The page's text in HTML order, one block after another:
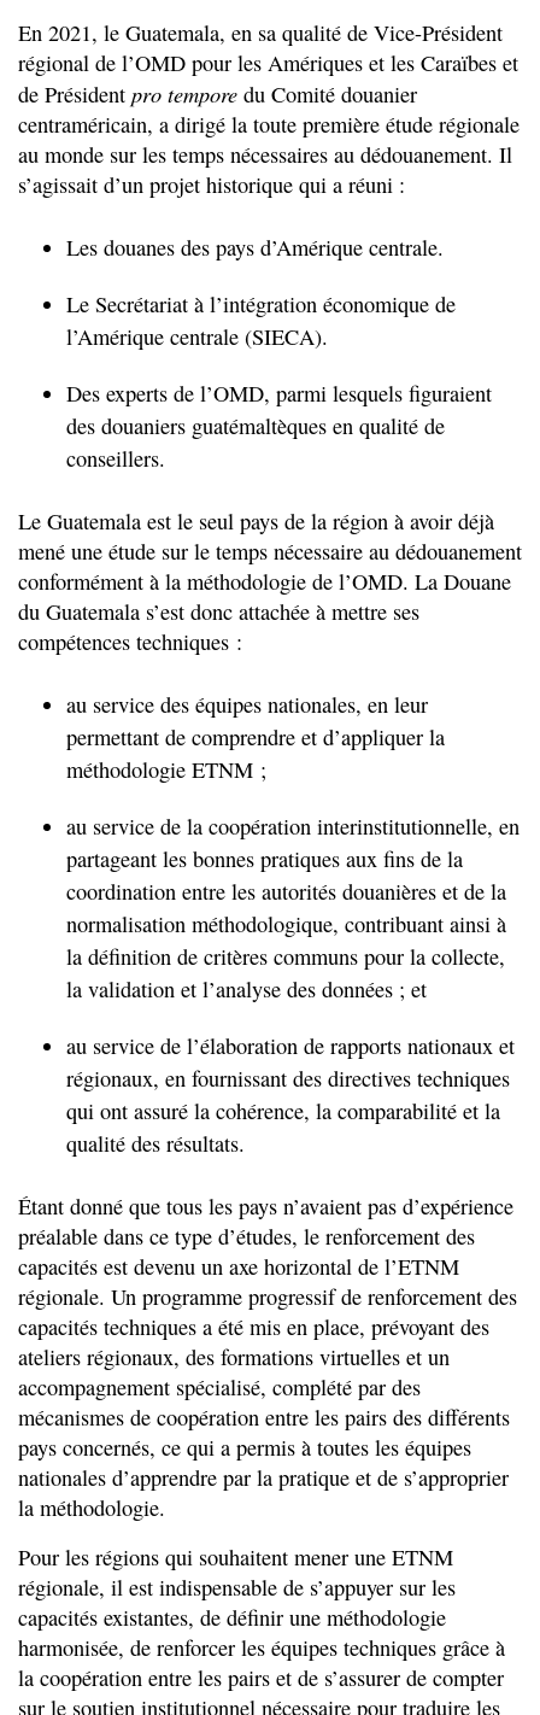
En 2021, le Guatemala, en sa qualité de Vice-Président
régional de l’OMD pour les Amériques et les Caraïbes et
de Président pro tempore du Comité douanier
centraméricain, a dirigé la toute première étude régionale
au monde sur les temps nécessaires au dédouanement. Il
s’agissait d’un projet historique qui a réuni :
Les douanes des pays d’Amérique centrale.
Le Secrétariat à l’intégration économique de
l’Amérique centrale (SIECA).
Des experts de l’OMD, parmi lesquels figuraient
des douaniers guatémaltèques en qualité de
conseillers.
Le Guatemala est le seul pays de la région à avoir déjà
mené une étude sur le temps nécessaire au dédouanement
conformément à la méthodologie de l’OMD. La Douane
du Guatemala s’est donc attachée à mettre ses
compétences techniques :
au service des équipes nationales, en leur
permettant de comprendre et d’appliquer la
méthodologie ETNM ;
au service de la coopération interinstitutionnelle, en
partageant les bonnes pratiques aux fins de la
coordination entre les autorités douanières et de la
normalisation méthodologique, contribuant ainsi à
la définition de critères communs pour la collecte,
la validation et l’analyse des données ; et
au service de l’élaboration de rapports nationaux et
régionaux, en fournissant des directives techniques
qui ont assuré la cohérence, la comparabilité et la
qualité des résultats.
Étant donné que tous les pays n’avaient pas d’expérience
préalable dans ce type d’études, le renforcement des
capacités est devenu un axe horizontal de l’ETNM
régionale. Un programme progressif de renforcement des
capacités techniques a été mis en place, prévoyant des
ateliers régionaux, des formations virtuelles et un
accompagnement spécialisé, complété par des
mécanismes de coopération entre les pairs des différents
pays concernés, ce qui a permis à toutes les équipes
nationales d’apprendre par la pratique et de s’approprier
la méthodologie.
Pour les régions qui souhaitent mener une ETNM
régionale, il est indispensable de s’appuyer sur les
capacités existantes, de définir une méthodologie
harmonisée, de renforcer les équipes techniques grâce à
la coopération entre les pairs et de s’assurer de compter
sur le soutien institutionnel nécessaire pour traduire les